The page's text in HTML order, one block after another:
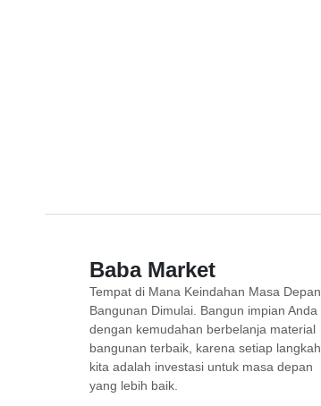
Baba Market
Tempat di Mana Keindahan Masa Depan
Bangunan Dimulai. Bangun impian Anda
dengan kemudahan berbelanja material
bangunan terbaik, karena setiap langkah
kita adalah investasi untuk masa depan
yang lebih baik.